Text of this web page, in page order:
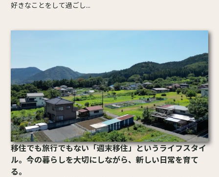
好きなことをして過ごし...
移住でも旅行でもない「週末移住」というライフスタイ
ル。今の暮らしを大切にしながら、新しい日常を育て
る。